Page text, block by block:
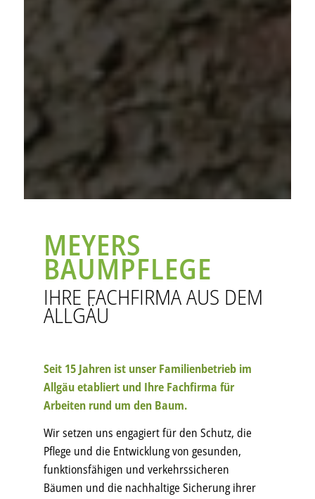
MEYERS
BAUMPFLEGE
IHRE FACHFIRMA AUS DEM
ALLGÄU
Seit 15 Jahren ist unser Familienbetrieb im
Allgäu etabliert und Ihre Fachfirma für
Arbeiten rund um den Baum.
Wir setzen uns engagiert für den Schutz, die
Pflege und die Entwicklung von gesunden,
funktionsfähigen und verkehrssicheren
Bäumen und die nachhaltige Sicherung ihrer